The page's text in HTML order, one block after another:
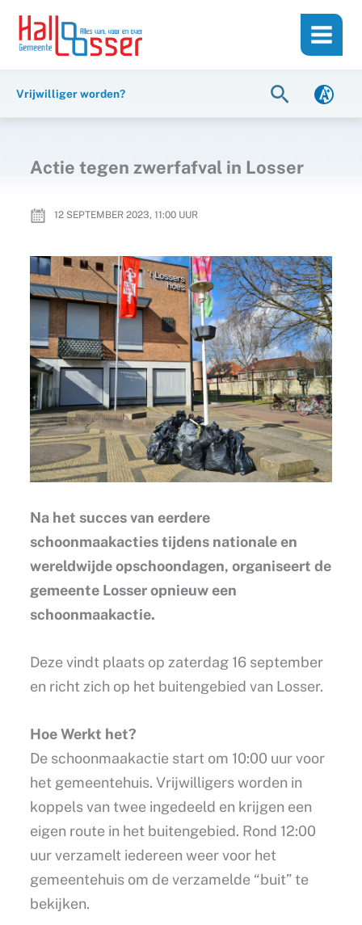
inhoud
naar
Vrijwilliger worden? Zoeken
Actie tegen zwerfafval in Losser
12 SEPTEMBER 2023, 11:00UUR
Na het succes van eerdere
schoonmaakacties tijdens nationale en
wereldwijde opschoondagen, organiseert de
gemeente Losser opnieuw een
schoonmaakactie.
Deze vindt plaats op zaterdag 16 september
en richt zich op het buitengebied van Losser.
Hoe Werkt het?
De schoonmaakactie start om 10:00 uur voor
het gemeentehuis. Vrijwilligers worden in
koppels van twee ingedeeld en krijgen een
eigen route in het buitengebied. Rond 12:00
uur verzamelt iedereen weer voor het
gemeentehuis om de verzamelde “buit” te
bekijken.